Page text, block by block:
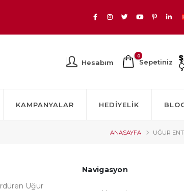
Hesabım
0
Sepetiniz
KAMPANYALAR HEDIYELIK
ANASAYFA UĞUR
Uğur
Navigasyon